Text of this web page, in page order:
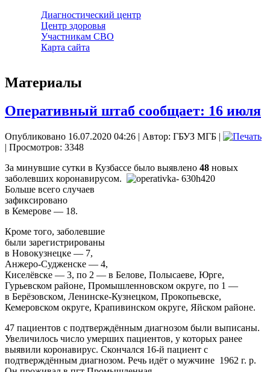
Диагностический центр
Центр здоровья
Участникам СВО
Карта сайта
Материалы
Оперативный штаб сообщает: 16 июля
Опубликовано 16.07.2020 04:26 | Автор: ГБУЗ МГБ |
| Просмотров: 3348
За минувшие сутки в Кузбассе было выявлено 48 новых
заболевших коронавирусом.
Больше всего случаев
зафиксировано
в Кемерове — 18.
Кроме того, заболевшие
были зарегистрированы
в Новокузнецке — 7,
Анжеро-Судженске — 4,
Киселёвске — 3, по 2 — в Белове, Полысаеве, Юрге,
Гурьевском районе, Промышленновском округе, по 1 —
в Берёзовском, Ленинске-Кузнецком, Прокопьевске,
Кемеровском округе, Крапивинском округе, Яйском районе.
47 пациентов с подтверждённым диагнозом были выписаны.
Увеличилось число умерших пациентов, у которых ранее
выявили коронавирус. Скончался 16-й пациент с
подтверждённым диагнозом. Речь идёт о мужчине 1962 г. р.